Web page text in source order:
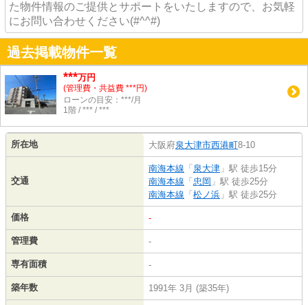
た物件情報のご提供とサポートをいたしますので、お気軽
にお問い合わせください(#^^#)
過去掲載物件一覧
***万円
(管理費・共益費 ***円)
ローンの目安：***/月
1階 / *** / ***
所在地 大阪府泉大津市西港町8-10
交通
南海本線 「 泉大津 」駅 徒歩15分
南海本線 「 忠岡 」駅 徒歩25分
南海本線 「 松ノ浜 」駅 徒歩25分
価格 -
管理費 -
専有面積 -
築年数 1991年 3月 (築35年)